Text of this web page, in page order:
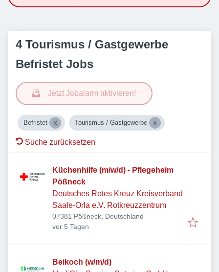
4 Tourismus / Gastgewerbe
Befristet Jobs
Jetzt Jobalarm aktivieren!
Befristet Tourismus / Gastgewerbe
Suche zurücksetzen
Küchenhilfe (m/w/d) - Pflegeheim
Pößneck
Deutsches Rotes Kreuz Kreisverband
Saale-Orla e.V. Rotkreuzzentrum
07381 Pößneck, Deutschland
Veröffentlicht
vor 5 Tagen
Beikoch (w/m/d)